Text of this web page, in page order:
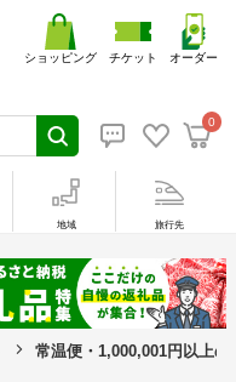
0
ショッピング チケット オーダー
地域 旅行先
常温便・1,000,001円以上の